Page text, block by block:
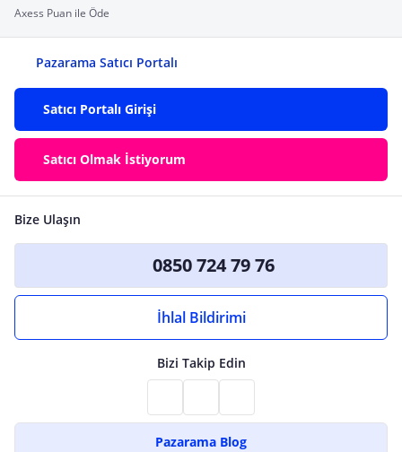
Axess Puan ile Öde
Pazarama Satıcı Portalı
Satıcı Portalı Girişi
Satıcı Olmak İstiyorum
Bize Ulaşın
0850 724 79 76
İhlal Bildirimi
Bizi Takip Edin
Pazarama Blog